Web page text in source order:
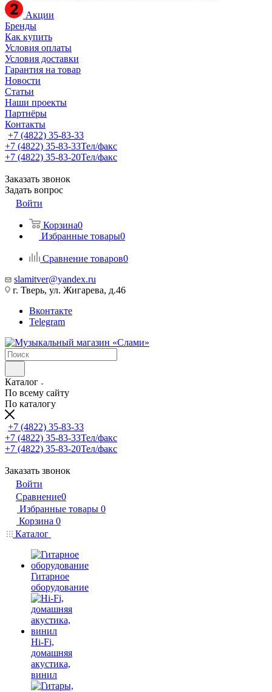
Акции
Бренды
Как купить
Условия оплаты
Условия доставки
Гарантия на товар
Новости
Статьи
Наши проекты
Партнёры
Контакты
+7 (4822) 35-83-33
+7 (4822) 35-83-33Тел/факс
+7 (4822) 35-83-20Тел/факс
Заказать звонок
Задать вопрос
Войти
Корзина0
Избранные товары0
Сравнение товаров0
slamitver@yandex.ru
г. Тверь, ул. Жигарева, д.46
Вконтакте
Telegram
Каталог
По всему сайту
По каталогу
+7 (4822) 35-83-33
+7 (4822) 35-83-33Тел/факс
+7 (4822) 35-83-20Тел/факс
Заказать звонок
Войти
Сравнение0
Избранные товары 0
Корзина 0
Каталог
Гитарное
оборудование
Hi-Fi,
домашняя
акустика,
винил